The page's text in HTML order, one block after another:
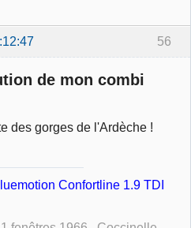
56
de mon combi
des gorges de l'Ardèche !
Confortline 1.9 TDI